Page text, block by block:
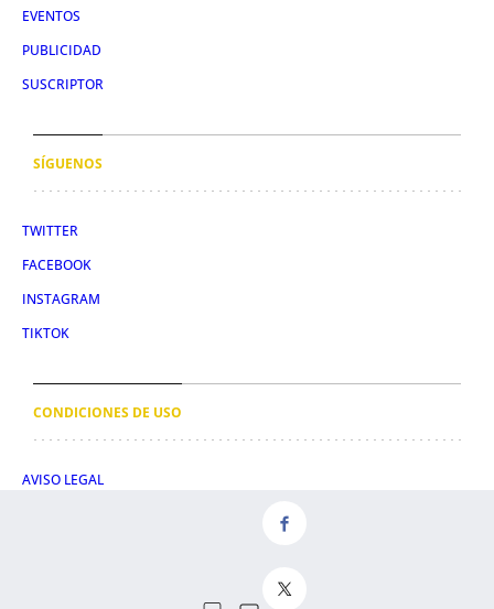
EVENTOS
PUBLICIDAD
SUSCRIPTOR
SÍGUENOS
TWITTER
FACEBOOK
INSTAGRAM
TIKTOK
CONDICIONES DE USO
AVISO LEGAL